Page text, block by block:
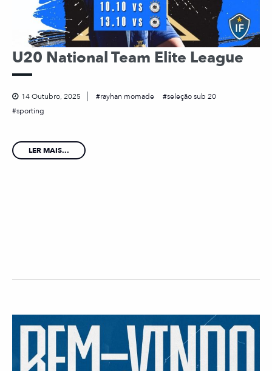
U20 National Team Elite League
14 Outubro, 2025 rayhan momade
seleção sub 20
sporting
LER MAIS...